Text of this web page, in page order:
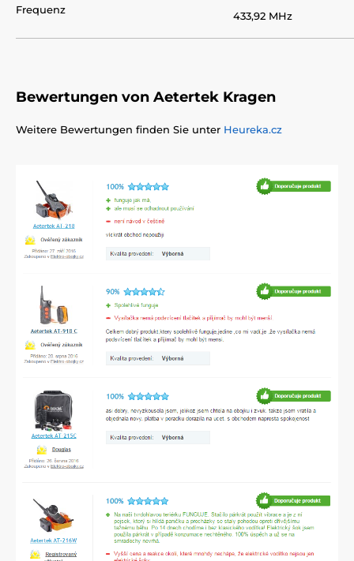
Frequenz 433,92 MHz
Bewertungen von Aetertek Kragen
Weitere Bewertungen finden Sie unter Heureka.cz